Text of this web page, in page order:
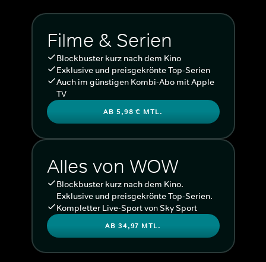
Filme & Serien
Blockbuster kurz nach dem Kino
Exklusive und preisgekrönte Top-Serien
Auch im günstigen Kombi-Abo mit Apple
TV
AB 5,98 € MTL.
Alles von WOW
Blockbuster kurz nach dem Kino.
Exklusive und preisgekrönte Top-Serien.
Kompletter Live-Sport von Sky Sport
AB 34,97 MTL.